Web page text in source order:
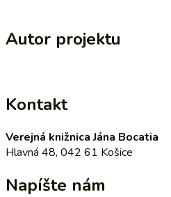
Autor projektu
Kontakt
Verejná knižnica Jána Bocatia
Hlavná 48, 042 61 Košice
Napíšte nám